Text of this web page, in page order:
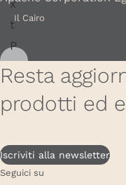
Il Cairo
Resta
prodotti ed
Iscriviti alla newsletter
Seguici su